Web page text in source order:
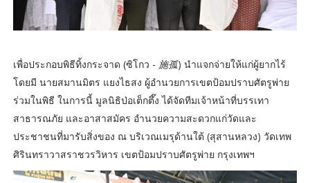
เพื่อประกอบพิธีทิ้งกระจาด (ซิโกว - 施孤) นำแจกจ่ายให้แก่ผู้ยากไร้
โดยมี นายสมานมิตร แยงไธสง ผู้อำนวยการเขตป้อมปราบศัตรูพ่าย
ร่วมในพิธี ในการนี้ มูลนิธิป่อเต็กตึ๊ง ได้จัดทีมเจ้าหน้าที่บรรเทา
สาธารณภัย และอาสาสมัคร อำนวยความสะดวกแก่วัดและ
ประชาชนที่มารับสิ่งของ ณ บริเวณเมรุด้านใต้ (สุสานหลวง) วัดเทพ
ศิรินทราวาสราชวรวิหาร เขตป้อมปราบศัตรูพ่าย กรุงเทพฯ